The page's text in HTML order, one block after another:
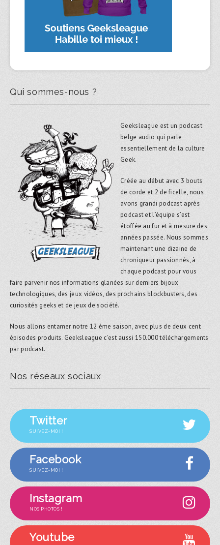
Qui sommes-nous ?
Geeksleague est un podcast
belge audio qui parle
essentiellement de la culture
Geek.
Créée au début avec 3 bouts
de corde et 2 de ficelle, nous
avons grandi podcast après
podcast et l’équipe s’est
étoffée au fur et à mesure des
années passée. Nous sommes
maintenant une dizaine de
chroniqueur passionnés, à
chaque podcast pour vous
faire parvenir nos informations glanées sur derniers bijoux
technologiques, des jeux vidéos, des prochains blockbusters, des
curiosités geeks et de jeux de société.
Nous allons entamer notre 12 ème saison, avec plus de deux cent
épisodes produits. Geeksleague c’est aussi 150.000 téléchargements
par podcast.
Nos réseaux sociaux
Twitter
SUIVEZ-MOI !
Facebook
SUIVEZ-MOI !
Instagram
NOS PHOTOS !
Youtube